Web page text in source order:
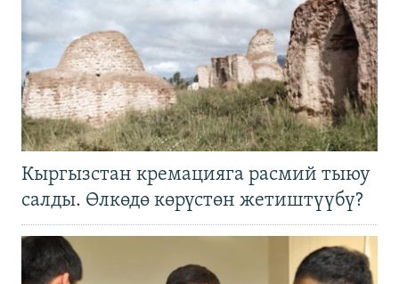
Кыргызстан кремацияга расмий тыюу
салды. Өлкөдө көрүстөн жетиштүүбү?